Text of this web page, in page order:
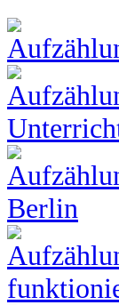
Berlin